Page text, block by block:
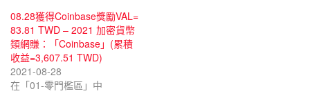
08.28獲得Coinbase獎勵VAL=
83.81 TWD – 2021 加密貨幣
類網賺：「Coinbase」(累積
收益=3,607.51 TWD)
2021-08-28
在「01-零門檻區」中